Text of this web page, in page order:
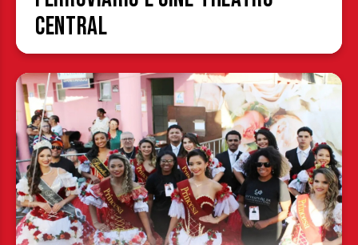
Central